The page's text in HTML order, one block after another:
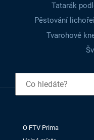
Tatarák
Pěstování
Tvarohové
O FTV Prima